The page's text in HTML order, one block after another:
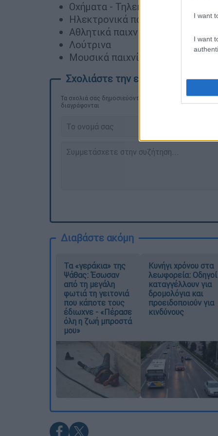
I want
I want
Οχήματα - Τηλεκατευθυνόμενα
Ηλεκτρονικά παιχνίδια
Αθλητικά παιχνίδια (π.χ.
Λούτρινα
Μουσικά παιχνίδια
Τα σχολιά σας δημοσιεύονται άμεσα με δική σας
διαγράφονται
Διαβάστε ακόμη
Τα «γεράκια» της
Ψάθας: Έσωσαν
από τη μεγάλη
φωτιά τη γειτονιά
που κάποτε τους
έδιωχνε - «Πέρασε
όλη η ζωή μπροστά
μου»
Κυνήγι χρόνου στα
λεωφορεία: Οδηγοί
καταγγέλλουν για
δρομολόγια και
προειδοποιούν για
κινδύνους